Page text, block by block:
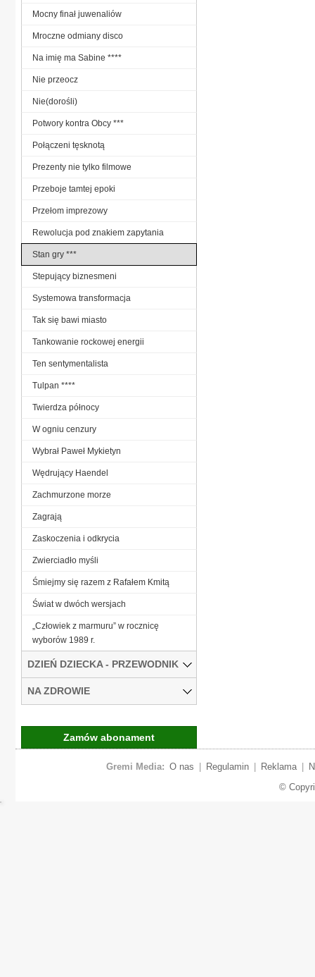
Mocny finał juwenaliów
Mroczne odmiany disco
Na imię ma Sabine ****
Nie przeocz
Nie(dorośli)
Potwory kontra Obcy ***
Połączeni tęsknotą
Prezenty nie tylko filmowe
Przeboje tamtej epoki
Przełom imprezowy
Rewolucja pod znakiem zapytania
Stan gry ***
Stepujący biznesmeni
Systemowa transformacja
Tak się bawi miasto
Tankowanie rockowej energii
Ten sentymentalista
Tulpan ****
Twierdza północy
W ogniu cenzury
Wybrał Paweł Mykietyn
Wędrujący Haendel
Zachmurzone morze
Zagrają
Zaskoczenia i odkrycia
Zwierciadło myśli
Śmiejmy się razem z Rafałem Kmitą
Świat w dwóch wersjach
„Człowiek z marmuru” w rocznicę
wyborów 1989 r.
DZIEŃ DZIECKA - PRZEWODNIK
NA ZDROWIE
Zamów abonament
Gremi Media: O nas Regulamin Reklama
©